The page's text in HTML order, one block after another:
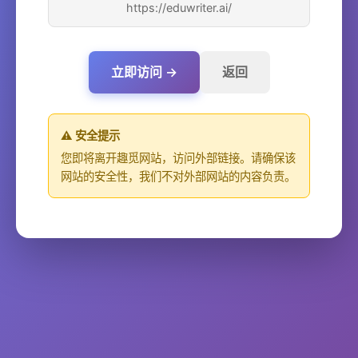
https://eduwriter.ai/
立即访问 → 返回
⚠️ 安全提示
您即将离开趣觅网站，访问外部链接。请确保该
网站的安全性，我们不对外部网站的内容负责。